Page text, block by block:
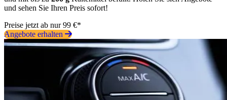
und sehen Sie Ihren Preis sofort!
Preise jetzt ab nur 99 €*
Angebote erhalten